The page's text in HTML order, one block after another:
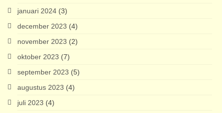
januari 2024 (3)
december 2023 (4)
november 2023 (2)
oktober 2023 (7)
september 2023 (5)
augustus 2023 (4)
juli 2023 (4)